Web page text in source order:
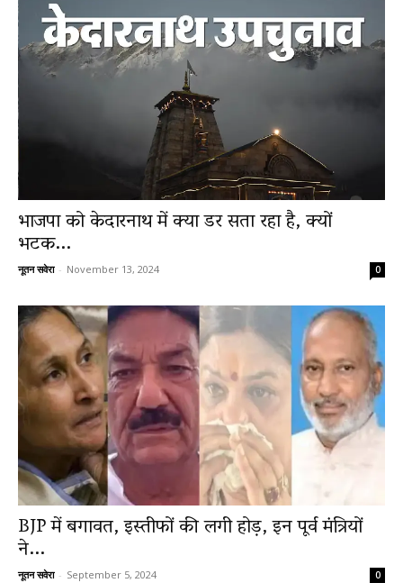
भाजपा को केदारनाथ में क्या डर सता रहा है, क्यों
भटक...
नूतन सवेरा - November 13, 2024 0
BJP में बगावत, इस्तीफों की लगी होड़, इन पूर्व मंत्रियों
ने...
नूतन सवेरा - September 5, 2024 0